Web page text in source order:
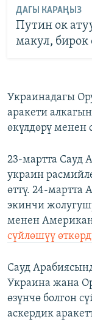
ДАГЫ КАРАҢЫЗ
Путин ок
макул,
Украинадагы
аракети
өкүлдөрү менен
23-мартта Сауд
украин
өттү. 24-мартта
экинчи
менен
сүйлөшүү
Сауд
Украина жана
өзүнчө болгон
аскердик